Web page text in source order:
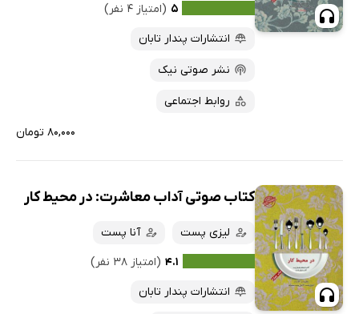
۵ (امتیاز ۴ نفر)
انتشارات پندار تابان
نشر صوتی نیک
روابط اجتماعی
۸۰,۰۰۰ تومان
کتاب صوتی آداب معاشرت: در محیط کار
لیزی پست
آنا پست
۴.۱ (امتیاز ۳۸ نفر)
انتشارات پندار تابان